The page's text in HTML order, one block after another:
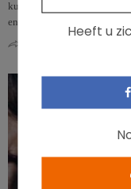
kunnen ze hun beloftes ook
en werkzaamhe…
Heeft u